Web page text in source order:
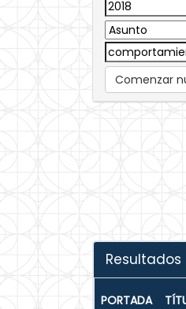
Comenzar
PORTADA